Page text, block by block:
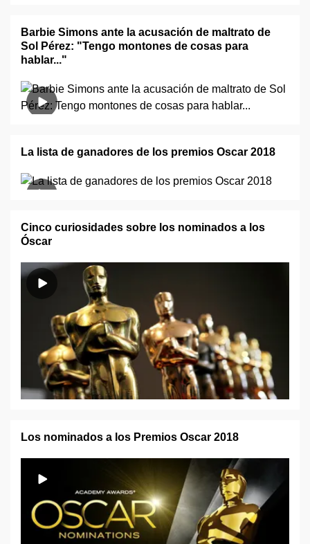
Barbie Simons ante la acusación de maltrato de
Sol Pérez: "Tengo montones de cosas para
hablar..."
La lista de ganadores de los premios Oscar 2018
Cinco curiosidades sobre los nominados a los
Óscar
Los nominados a los Premios Oscar 2018